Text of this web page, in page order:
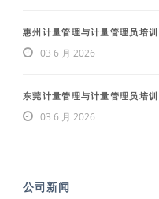
惠州计量管理与计量管理员培
03 6 月 2026
东莞计量管理与计量管理员培
03 6 月 2026
公司新闻